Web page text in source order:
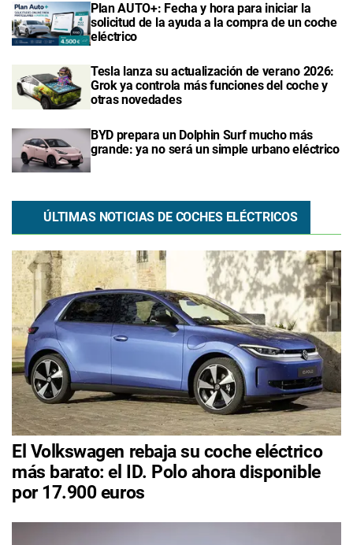
Plan AUTO+: Fecha y hora para iniciar la
solicitud de la ayuda a la compra de un coche
eléctrico
Tesla lanza su actualización de verano 2026:
Grok ya controla más funciones del coche y
otras novedades
BYD prepara un Dolphin Surf mucho más
grande: ya no será un simple urbano eléctrico
ÚLTIMAS NOTICIAS DE COCHES ELÉCTRICOS
El Volkswagen rebaja su coche eléctrico
más barato: el ID. Polo ahora disponible
por 17.900 euros